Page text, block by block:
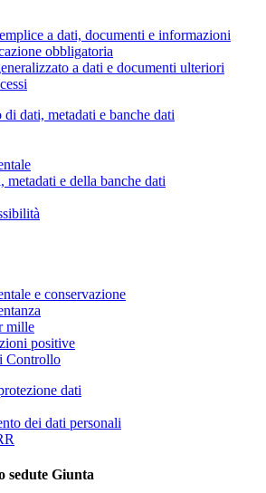
a dati, documenti e informazioni
obbligatoria
a dati e documenti ulteriori
dati, metadati e banche dati
metadati e della banche dati
e conservazione
mille
positive
Controllo
dati
dei dati personali
sedute Giunta